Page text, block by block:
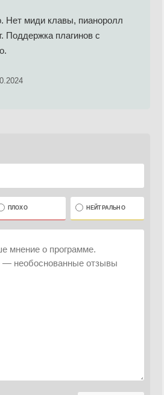
Нет миди клавы, пианоролл
Поддержка плагинов с
ПЛОХО НЕЙТРАЛЬНО